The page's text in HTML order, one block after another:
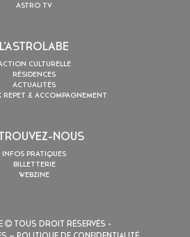
ASTRO TV
L’ASTROLABE
CULTURELLE
RÉSIDENCES
ACTUALITÉS
REPET & ACCOMPAGNEMENT
NOUS
INFOS PRATIQUES
BILLETTERIE
WEBZINE
TOUS DROIT RÉSERVÉS -